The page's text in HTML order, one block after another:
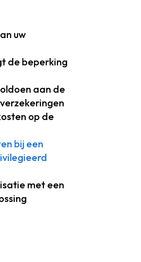
uw
de beperking
aan de
op de
bij een
met een